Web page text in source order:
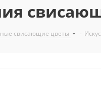
свисающие цветы -